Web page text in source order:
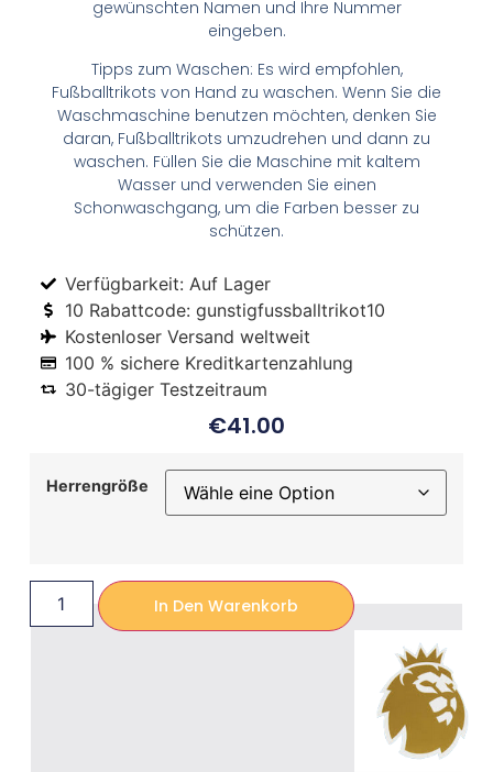
gewünschten Namen und Ihre Nummer
eingeben.
Tipps zum Waschen: Es wird empfohlen,
Fußballtrikots von Hand zu waschen. Wenn Sie die
Waschmaschine benutzen möchten, denken Sie
daran, Fußballtrikots umzudrehen und dann zu
waschen. Füllen Sie die Maschine mit kaltem
Wasser und verwenden Sie einen
Schonwaschgang, um die Farben besser zu
schützen.
Verfügbarkeit: Auf Lager
10 Rabattcode: gunstigfussballtrikot10
Kostenloser Versand weltweit
100 % sichere Kreditkartenzahlung
30-tägiger Testzeitraum
€41.00
Herrengröße
In Den Warenkorb